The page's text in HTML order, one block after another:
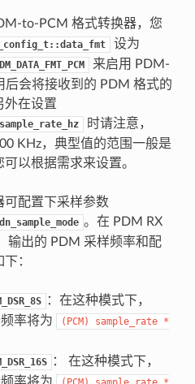
to-PCM 格式转换器，您
设为
来启用 PDM-
会将接收到的 PDM 格式的
外在设置
时请注意，
KHz，典型值的范围一般是
以根据需求来设置。
配置下采样参数
。在 PDM RX
输出的 PDM 采样频率和配
：
：在这种模式下，
率将为
(PCM) sample_rate *
： 在这种模式下，